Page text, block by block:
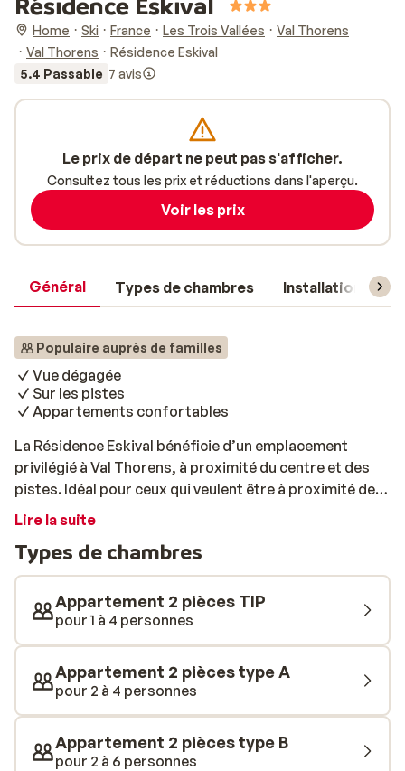
Home Ski France Les Trois Vallées
Val Thorens
Val Thorens
Résidence Eskival
5.4 Passable 7 avis
Général Types de chambres Installations
Populaire auprès de familles
Vue dégagée
Sur les pistes
Appartements confortables
La Résidence Eskival bénéficie d’un emplacement
privilégié à Val Thorens, à proximité du centre et des
pistes. Idéal pour ceux qui veulent être à proximité de
tout ce qui fait un séjour au ski réussi! Les
le confort nécessaire. Avec un peu de chance, vous
aurez même un balcon où faire sécher votre
équipement et profiter du soleil!
Lire la suite
Types de chambres
Appartement 2 pièces TIP
pour 1 à 4 personnes
Appartement 2 pièces type A
pour 2 à 4 personnes
Appartement 2 pièces type B
pour 2 à 6 personnes
Le prix de départ ne peut pas s'afficher.
Consultez tous les prix et réductions dans l'aperçu.
Voir les prix